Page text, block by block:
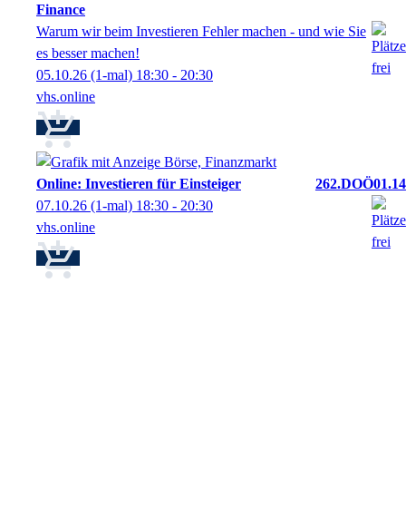
Finance
Warum wir beim Investieren Fehler machen - und wie Sie
es besser machen!
05.10.26 (1-mal) 18:30 - 20:30
vhs.online
Online: Investieren für Einsteiger
262.DOÖ01.14
07.10.26 (1-mal) 18:30 - 20:30
vhs.online